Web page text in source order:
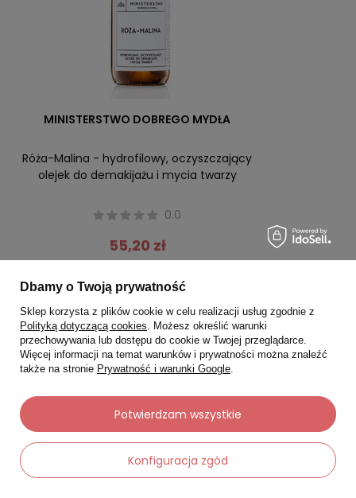
MINISTERSTWO DOBREGO MYDŁA
Róża-Malina - hydrofilowy, oczyszczający
olejek do demakijażu i mycia twarzy
0.0
55,20 zł
wprowadzeniem obniżki:62,10 zł
69,00 zł
- + Do koszyka
Koreański żel do mycia twarzy na bazie
wody
Dbamy o Twoją prywatność
Sklep korzysta z plików cookie w celu realizacji usług zgodnie z
Polityką dotyczącą cookies. Możesz określić warunki
przechowywania lub dostępu do cookie w Twojej przeglądarce.
Więcej informacji na temat warunków i prywatności można znaleźć
także na stronie Prywatność i warunki Google.
Konfiguracja zgód
Potwierdzam wszystkie